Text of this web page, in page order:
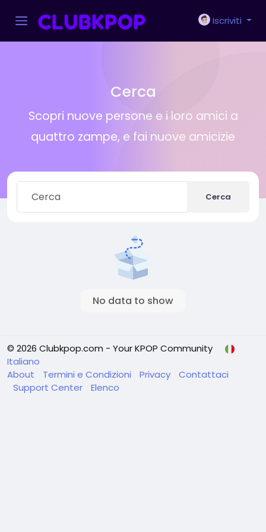
Iscriviti
Cerca
Scopri nuove persone e i loro amici a
quattro zampe, e fai nuove amicizie
Cerca
No data to show
© 2026 Clubkpop.com - Your KPOP Community
Italiano
About
Termini e Condizioni Privacy
Contattaci
Support Center
Elenco